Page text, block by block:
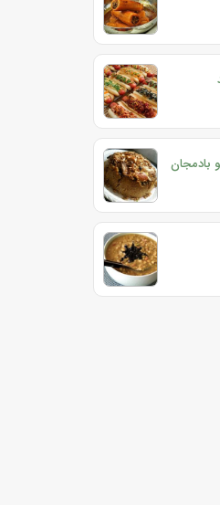
بادمجان